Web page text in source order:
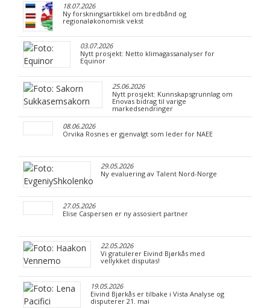
18.07.2026
Ny forskningsartikkel om bredbånd og
regionaløkonomisk vekst
03.07.2026
Nytt prosjekt: Netto klimagassanalyser for
Equinor
25.06.2026
Nytt prosjekt: Kunnskapsgrunnlag om
Enovas bidrag til varige
markedsendringer
08.06.2026
Orvika Rosnes er gjenvalgt som leder for NAEE
29.05.2026
Ny evaluering av Talent Nord-Norge
27.05.2026
Elise Caspersen er ny assosiert partner
22.05.2026
Vi gratulerer Eivind Bjørkås med
vellykket disputas!
19.05.2026
Eivind Bjørkås er tilbake i Vista Analyse og
disputerer 21. mai